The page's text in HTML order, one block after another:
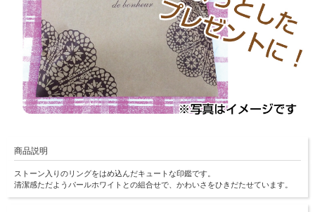
商品説明
ストーン入りのリングをはめ込んだキュートな印鑑です。
清潔感ただようパールホワイトとの組合せで、かわいさをひきだたせています。